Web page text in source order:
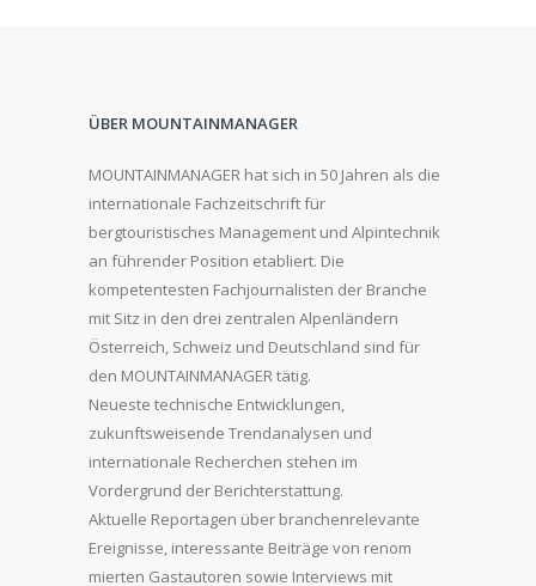
ÜBER MOUNTAINMANAGER
MOUNTAINMANAGER hat sich in 50 Jahren als die
internationale Fachzeitschrift für
bergtouristisches Management und Alpintechnik
an führender Position etabliert. Die
kompetentesten Fachjournalisten der Branche
mit Sitz in den drei zentralen Alpenländern
Österreich, Schweiz und Deutschland sind für
den MOUNTAINMANAGER tätig.
Neueste technische Entwicklungen,
zukunftsweisende Trendanalysen und
internationale Recherchen stehen im
Vordergrund der Berichterstattung.
Aktuelle Reportagen über branchenrelevante
Ereignisse, interessante Beiträge von renom
mierten Gastautoren sowie Interviews mit